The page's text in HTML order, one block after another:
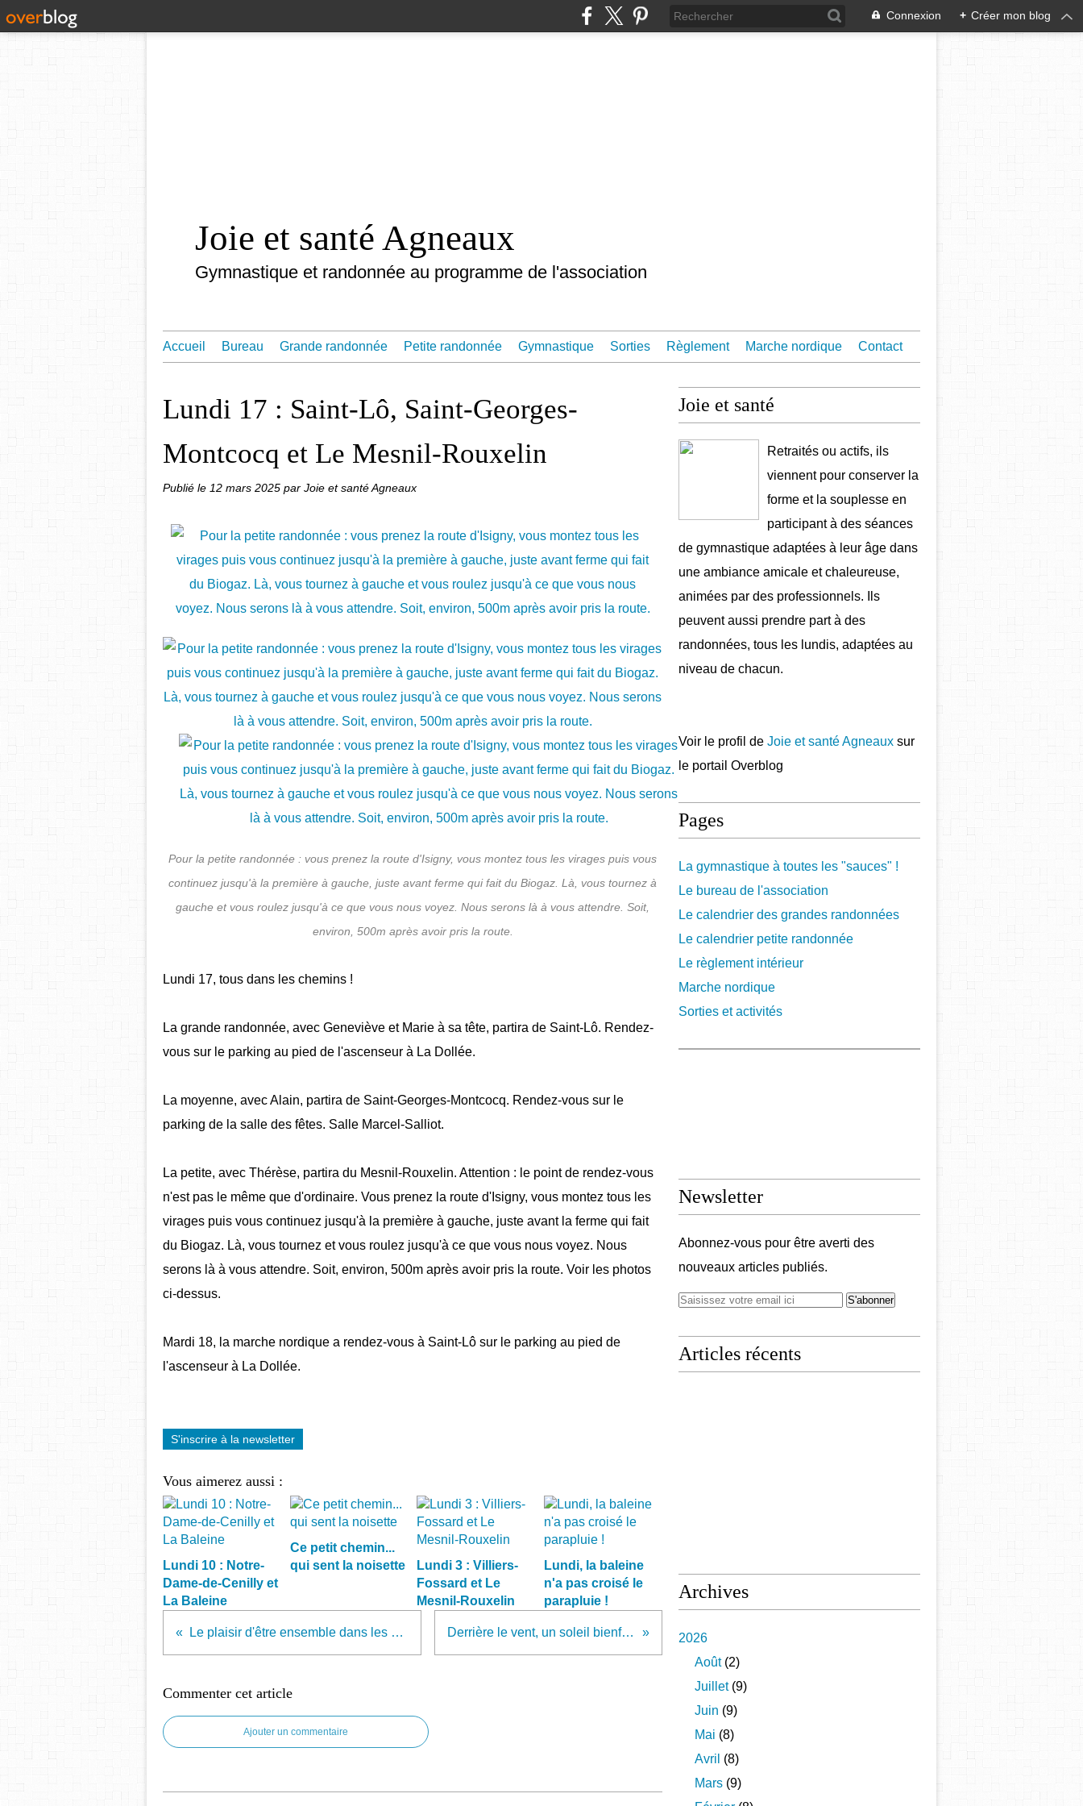
Connexion + Créer mon blog
Joie et santé Agneaux
Gymnastique et randonnée au programme de l'association
Accueil Bureau Grande randonnée Petite randonnée Gymnastique Sorties Règlement Marche nordique Contact
Lundi 17 : Saint-Lô, Saint-Georges-
Montcocq et Le Mesnil-Rouxelin
Publié le 12 mars 2025 par Joie et santé Agneaux
Pour la petite randonnée : vous prenez la route d'Isigny, vous montez tous les virages puis vous
continuez jusqu'à la première à gauche, juste avant ferme qui fait du Biogaz. Là, vous tournez à
gauche et vous roulez jusqu'à ce que vous nous voyez. Nous serons là à vous attendre. Soit,
environ, 500m après avoir pris la route.
Lundi 17, tous dans les chemins !
La grande randonnée, avec Geneviève et Marie à sa tête, partira de Saint-Lô. Rendez-
vous sur le parking au pied de l'ascenseur à La Dollée.
La moyenne, avec Alain, partira de Saint-Georges-Montcocq. Rendez-vous sur le
parking de la salle des fêtes. Salle Marcel-Salliot.
La petite, avec Thérèse, partira du Mesnil-Rouxelin. Attention : le point de rendez-vous
n'est pas le même que d'ordinaire. Vous prenez la route d'Isigny, vous montez tous les
virages puis vous continuez jusqu'à la première à gauche, juste avant la ferme qui fait
du Biogaz. Là, vous tournez et vous roulez jusqu'à ce que vous nous voyez. Nous
serons là à vous attendre. Soit, environ, 500m après avoir pris la route. Voir les photos
ci-dessus.
Mardi 18, la marche nordique a rendez-vous à Saint-Lô sur le parking au pied de
l'ascenseur à La Dollée.
S'inscrire à la newsletter
Vous aimerez aussi :
Lundi 10 : Notre-
Dame-de-Cenilly et
La Baleine
Ce petit chemin...
qui sent la noisette
Lundi 3 : Villiers-
Fossard et Le
Mesnil-Rouxelin
Lundi, la baleine
n'a pas croisé le
parapluie !
Le plaisir d'être ensemble dans les chemins Derrière le vent, un soleil bienfaisant !
Commenter cet article
Ajouter un commentaire
Joie et santé
Retraités ou actifs, ils
viennent pour conserver la
forme et la souplesse en
participant à des séances
de gymnastique adaptées à leur âge dans
une ambiance amicale et chaleureuse,
animées par des professionnels. Ils
peuvent aussi prendre part à des
randonnées, tous les lundis, adaptées au
niveau de chacun.
Voir le profil de Joie et santé Agneaux sur
le portail Overblog
Pages
La gymnastique à toutes les "sauces" !
Le bureau de l'association
Le calendrier des grandes randonnées
Le calendrier petite randonnée
Le règlement intérieur
Marche nordique
Sorties et activités
Newsletter
Abonnez-vous pour être averti des
nouveaux articles publiés.
Articles récents
Archives
2026
Août(2)
Juillet(9)
Juin (9)
Mai (8)
Avril (8)
Mars (9)